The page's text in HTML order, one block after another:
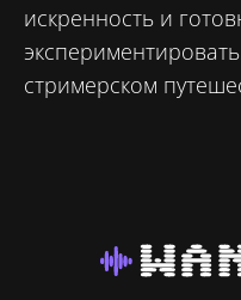
искренность и
стримерском